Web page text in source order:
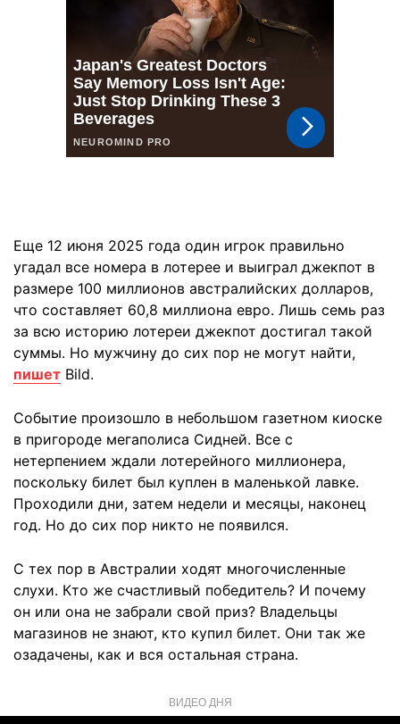
Еще 12 июня 2025 года один игрок правильно
угадал все номера в лотерее и выиграл джекпот в
размере 100 миллионов австралийских долларов,
что составляет 60,8 миллиона евро. Лишь семь раз
за всю историю лотереи джекпот достигал такой
суммы. Но мужчину до сих пор не могут найти,
пишет Bild.
Событие произошло в небольшом газетном киоске
в пригороде мегаполиса Сидней. Все с
нетерпением ждали лотерейного миллионера,
поскольку билет был куплен в маленькой лавке.
Проходили дни, затем недели и месяцы, наконец
год. Но до сих пор никто не появился.
С тех пор в Австралии ходят многочисленные
слухи. Кто же счастливый победитель? И почему
он или она не забрали свой приз? Владельцы
магазинов не знают, кто купил билет. Они так же
озадачены, как и вся остальная страна.
ВИДЕО ДНЯ